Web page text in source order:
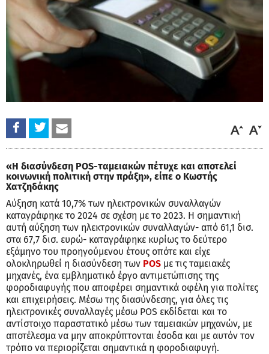
«Η διασύνδεση POS-ταμειακών πέτυχε και αποτελεί
κοινωνική πολιτική στην πράξη», είπε ο Κωστής
Χατζηδάκης
Αύξηση κατά 10,7% των ηλεκτρονικών συναλλαγών
καταγράφηκε το 2024 σε σχέση με το 2023. Η σημαντική
αυτή αύξηση των ηλεκτρονικών συναλλαγών- από 61,1 δισ.
στα 67,7 δισ. ευρώ- καταγράφηκε κυρίως το δεύτερο
εξάμηνο του προηγούμενου έτους οπότε και είχε
ολοκληρωθεί η διασύνδεση των POS με τις ταμειακές
μηχανές, ένα εμβληματικό έργο αντιμετώπισης της
φοροδιαφυγής που αποφέρει σημαντικά οφέλη για πολίτες
και επιχειρήσεις. Μέσω της διασύνδεσης, για όλες τις
ηλεκτρονικές συναλλαγές μέσω POS εκδίδεται και το
αντίστοιχο παραστατικό μέσω των ταμειακών μηχανών, με
αποτέλεσμα να μην αποκρύπτονται έσοδα και με αυτόν τον
τρόπο να περιορίζεται σημαντικά η φοροδιαφυγή.